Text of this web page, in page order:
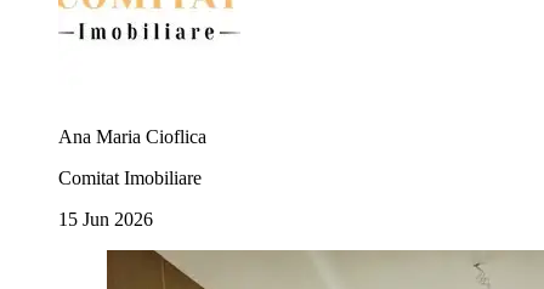
Ana Maria Cioflica
Comitat Imobiliare
15 Jun 2026